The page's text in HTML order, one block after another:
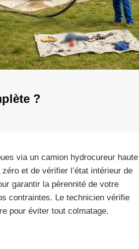
?
via un camion hydrocureur haute
et de vérifier l’état intérieur de
garantir la pérennité de votre
contraintes. Le technicien vérifie
pour éviter tout colmatage.